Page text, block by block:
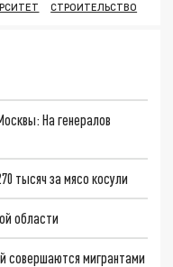
СТРОИТЕЛЬСТВО
На генералов
тысяч за мясо косули
области
совершаются мигрантами